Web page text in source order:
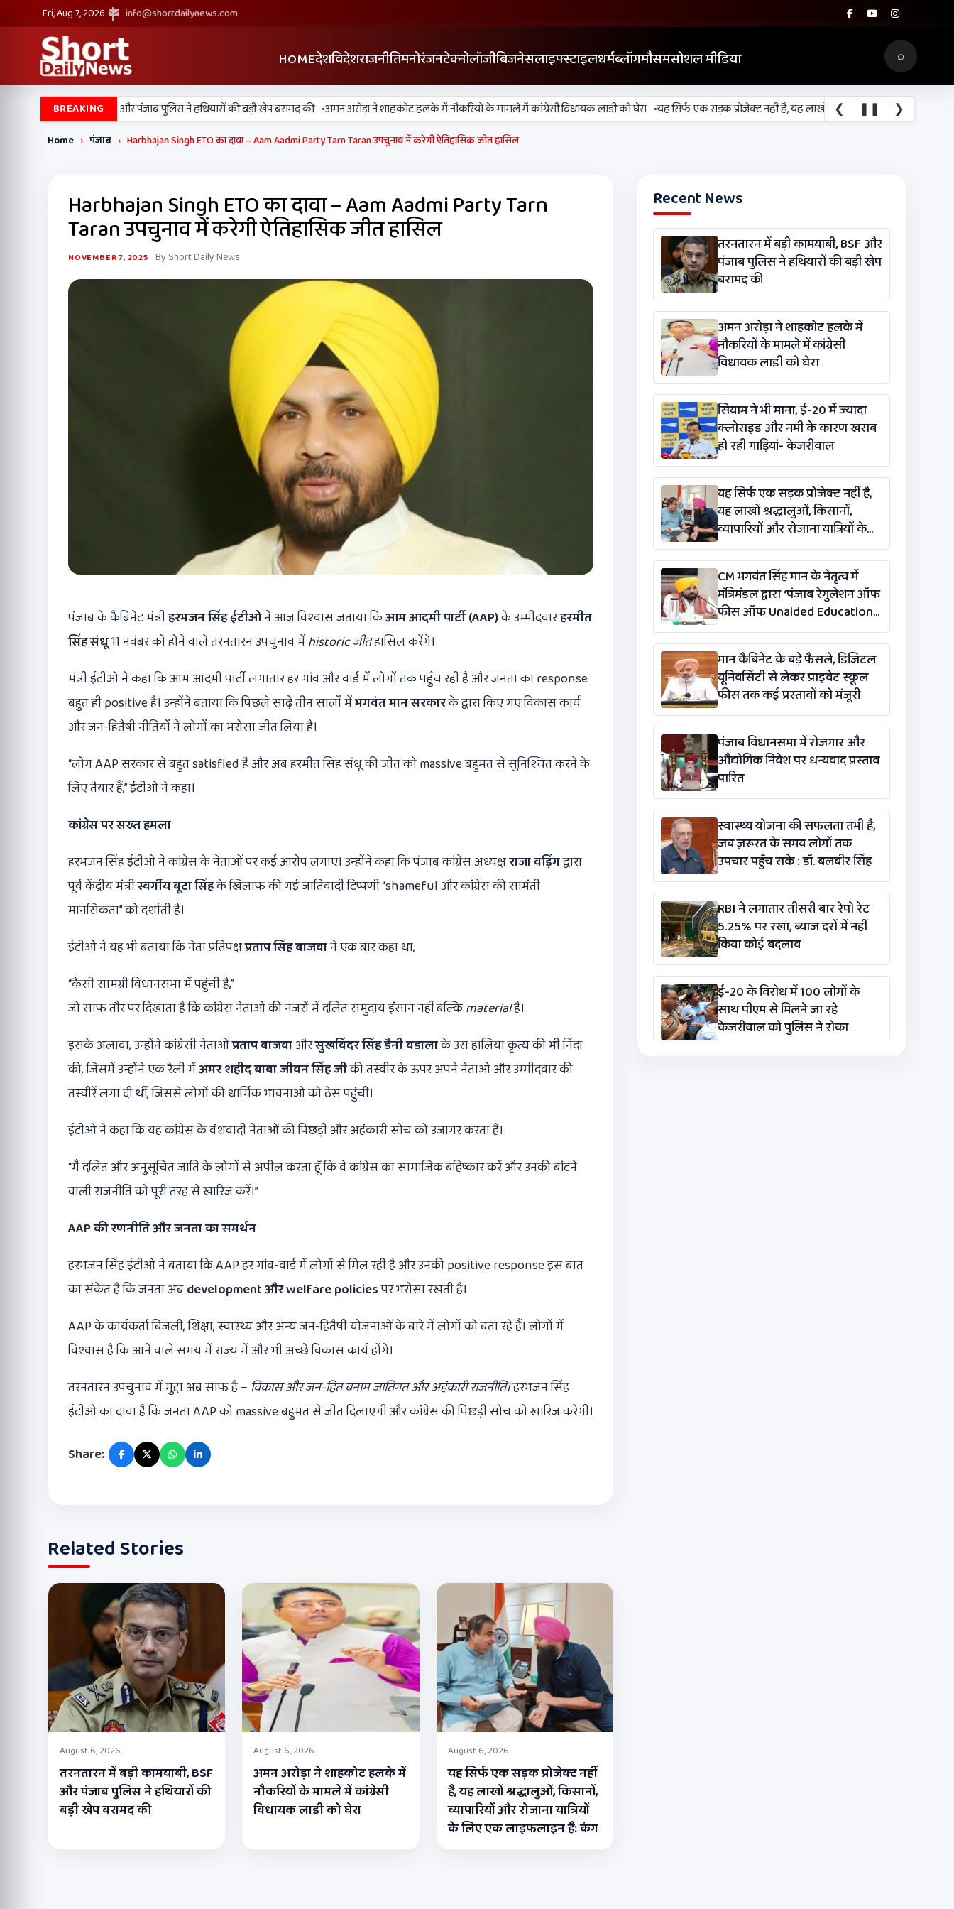
Fri, Aug 7, 2026 info@shortdailynews.com
HOMEदेशविदेशराजनीतिमनोरंजनटेक्नोलॉजीबिजनेसलाइफ्स्टाइलधर्मब्लॉगमौसमसोशल मीडिया ⌕
BREAKING
में बड़ी कामयाबी, BSF और पंजाब पुलिस ने हथियारों की बड़ी खेप बरामद की •अमन अरोड़ा ने शाहकोट हलके में नौकरियों के मामले में कांग्रेसी विधायक लाडी को घेरा •यह सिर्फ एक सड़क प्रोजेक्ट नहीं है, यह लाखों श्रद्धालुओं, किसानों, व्यापारियों और
❮ ❚❚ ❯
Home › पंजाब › Harbhajan Singh ETO का दावा – Aam Aadmi Party Tarn Taran उपचुनाव में करेगी ऐतिहासिक जीत हासिल
Harbhajan Singh ETO का दावा – Aam Aadmi Party Tarn
Taran उपचुनाव में करेगी ऐतिहासिक जीत हासिल
NOVEMBER 7, 2025 By Short Daily News
पंजाब के कैबिनेट मंत्रीहरभजन सिंह ईटीओने आज विश्वास जताया किआम आदमी पार्टी (AAP)के उम्मीदवारहरमीत
सिंह संधू11 नवंबर को होने वाले तरनतारन उपचुनाव मेंhistoricजीतहासिल करेंगे।
मंत्री ईटीओ ने कहा कि आम आदमी पार्टी लगातार हर गांव और वार्ड में लोगों तक पहुँच रही है और जनता का response
बहुत ही positive है। उन्होंने बताया कि पिछले साढ़े तीन सालों मेंभगवंत मान सरकारके द्वारा किए गए विकास कार्य
और जन-हितैषी नीतियों ने लोगों का भरोसा जीत लिया है।
“लोग AAP सरकार से बहुत satisfied हैं और अब हरमीत सिंह संधू की जीत को massive बहुमत से सुनिश्चित करने के
लिए तैयार हैं,” ईटीओ ने कहा।
कांग्रेस पर सख्त हमला
हरभजन सिंह ईटीओ ने कांग्रेस के नेताओं पर कई आरोप लगाए। उन्होंने कहा कि पंजाब कांग्रेस अध्यक्षराजा वड़िंगद्वारा
पूर्व केंद्रीय मंत्रीस्वर्गीय बूटा सिंहके खिलाफ की गई जातिवादी टिप्पणी “shameful और कांग्रेस की सामंती
मानसिकता” को दर्शाती है।
ईटीओ ने यह भी बताया कि नेता प्रतिपक्षप्रताप सिंह बाजवाने एक बार कहा था,
“कैसी सामग्री विधानसभा में पहुंची है,”
जो साफ तौर पर दिखाता है कि कांग्रेस नेताओं की नजरों में दलित समुदाय इंसान नहीं बल्किmaterialहै।
इसके अलावा, उन्होंने कांग्रेसी नेताओंप्रताप बाजवाऔरसुखविंदर सिंह डैनी वडालाके उस हालिया कृत्य की भी निंदा
की, जिसमें उन्होंने एक रैली मेंअमर शहीद बाबा जीवन सिंह जीकी तस्वीर के ऊपर अपने नेताओं और उम्मीदवार की
तस्वीरें लगा दी थीं, जिससे लोगों की धार्मिक भावनाओं को ठेस पहुंची।
ईटीओ ने कहा कि यह कांग्रेस के वंशवादी नेताओं की पिछड़ी और अहंकारी सोच को उजागर करता है।
“मैं दलित और अनुसूचित जाति के लोगों से अपील करता हूँ कि वे कांग्रेस का सामाजिक बहिष्कार करें और उनकी बांटने
वाली राजनीति को पूरी तरह से खारिज करें।”
AAPकी रणनीति और जनता का समर्थन
हरभजन सिंह ईटीओ ने बताया कि AAP हर गांव-वार्ड में लोगों से मिल रही है और उनकी positive response इस बात
का संकेत है कि जनता अबdevelopmentऔरwelfare policiesपर भरोसा रखती है।
AAP के कार्यकर्ता बिजली, शिक्षा, स्वास्थ्य और अन्य जन-हितैषी योजनाओं के बारे में लोगों को बता रहे हैं। लोगों में
विश्वास है कि आने वाले समय में राज्य में और भी अच्छे विकास कार्य होंगे।
तरनतारन उपचुनाव में मुद्दा अब साफ है – विकास और जन-हित बनाम जातिगत और अहंकारी राजनीति।हरभजन सिंह
ईटीओ का दावा है कि जनता AAP को massive बहुमत से जीत दिलाएगी और कांग्रेस की पिछड़ी सोच को खारिज करेगी।
Share:
Related Stories
August 6, 2026
तरनतारन में बड़ी कामयाबी, BSF
और पंजाब पुलिस ने हथियारों की
बड़ी खेप बरामद की
August 6, 2026
अमन अरोड़ा ने शाहकोट हलके में
नौकरियों के मामले में कांग्रेसी
विधायक लाडी को घेरा
August 6, 2026
यह सिर्फ एक सड़क प्रोजेक्ट नहीं
है, यह लाखों श्रद्धालुओं, किसानों,
व्यापारियों और रोजाना यात्रियों
के लिए एक लाइफलाइन है: कंग
Recent News
तरनतारन में बड़ी कामयाबी, BSF और
पंजाब पुलिस ने हथियारों की बड़ी खेप
बरामद की
अमन अरोड़ा ने शाहकोट हलके में
नौकरियों के मामले में कांग्रेसी
विधायक लाडी को घेरा
सियाम ने भी माना, ई-20 में ज्यादा
क्लोराइड और नमी के कारण खराब
हो रही गाड़ियां- केजरीवाल
यह सिर्फ एक सड़क प्रोजेक्ट नहीं है,
यह लाखों श्रद्धालुओं, किसानों,
व्यापारियों और रोजाना यात्रियों के
लिए एक लाइफलाइन है: कंग
CM भगवंत सिंह मान के नेतृत्व में
मंत्रिमंडल द्वारा ‘पंजाब रेगुलेशन ऑफ
फीस ऑफ Unaided Educational
Institutions (संशोधन)
विधेयक-2026’ पास
मान कैबिनेट के बड़े फैसले, डिजिटल
यूनिवर्सिटी से लेकर प्राइवेट स्कूल
फीस तक कई प्रस्तावों को मंजूरी
पंजाब विधानसभा में रोजगार और
औद्योगिक निवेश पर धन्यवाद प्रस्ताव
पारित
स्वास्थ्य योजना की सफलता तभी है,
जब ज़रूरत के समय लोगों तक
उपचार पहुँच सके : डॉ. बलबीर सिंह
RBI ने लगातार तीसरी बार रेपो रेट
5.25% पर रखा, ब्याज दरों में नहीं
किया कोई बदलाव
ई-20 के विरोध में 100 लोगों के
साथ पीएम से मिलने जा रहे
केजरीवाल को पुलिस ने रोका